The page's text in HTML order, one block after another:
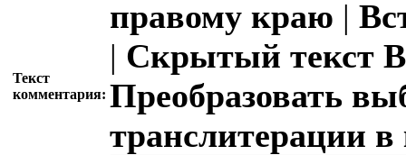
Текст
комментария:
правому краю |
| Скрытый текст
Преобразовать
транслитерации